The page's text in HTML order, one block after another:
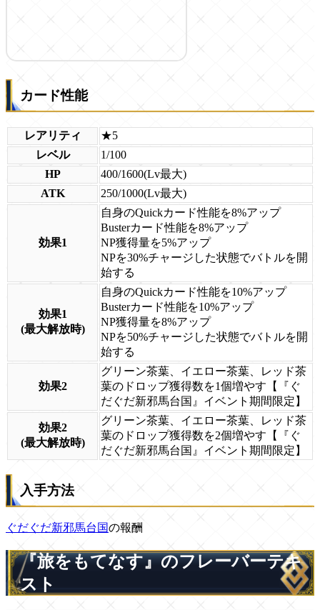
カード性能
レアリティ
★5
レベル
1/100
HP
400/1600(Lv最大)
ATK
250/1000(Lv最大)
効果1
自身のQuickカード性能を8%アップ
Busterカード性能を8%アップ
NP獲得量を5%アップ
NPを30%チャージした状態でバトルを開
始する
効果1
(最大解放時)
自身のQuickカード性能を10%アップ
Busterカード性能を10%アップ
NP獲得量を8%アップ
NPを50%チャージした状態でバトルを開
始する
効果2
グリーン茶葉、イエロー茶葉、レッド茶
葉のドロップ獲得数を1個増やす【『ぐ
だぐだ新邪馬台国』イベント期間限定】
効果2
(最大解放時)
グリーン茶葉、イエロー茶葉、レッド茶
葉のドロップ獲得数を2個増やす【『ぐ
だぐだ新邪馬台国』イベント期間限定】
入手方法
ぐだぐだ新邪馬台国の報酬
『旅をもてなす』のフレーバーテキ
スト